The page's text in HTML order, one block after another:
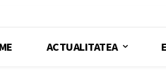
ACTUALITATEA